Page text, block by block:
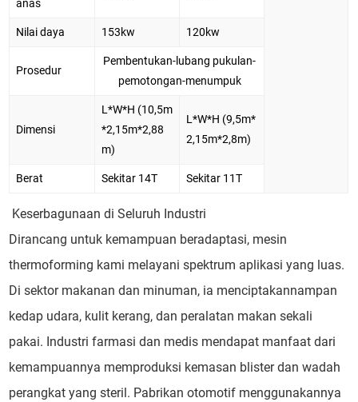
anas
Nilai daya 153kw 120kw
Prosedur
Pembentukan-lubang pukulan-
pemotongan-menumpuk
Dimensi
L*W*H (10,5m
*2,15m*2,88
m)
L*W*H (9,5m*
2,15m*2,8m)
Berat Sekitar 14T Sekitar 11T
Keserbagunaan di Seluruh Industri
Dirancang untuk kemampuan beradaptasi, mesin
thermoforming kami melayani spektrum aplikasi yang luas.
Di sektor makanan dan minuman, ia menciptakannampan
kedap udara, kulit kerang, dan peralatan makan sekali
pakai. Industri farmasi dan medis mendapat manfaat dari
kemampuannya memproduksi kemasan blister dan wadah
perangkat yang steril. Pabrikan otomotif menggunakannya